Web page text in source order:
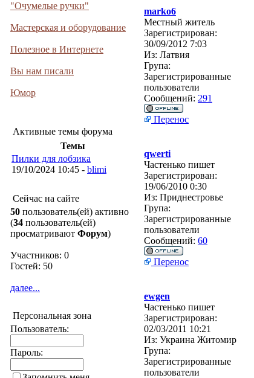
"Очумелые ручки"
Мастерская и оборудование
Полезное в Интернете
Вы нам писали
Юмор
Активные темы форума
Темы
Пилки для лобзика
19/10/2024 10:45 - blimi
Сейчас на сайте
50 пользователь(ей) активно
(34 пользователь(ей)
просматривают Форум)
Участников: 0
Гостей: 50
далее...
Персональная зона
Пользователь:
Пароль:
marko6
Местный житель
Зарегистрирован:
30/09/2012 7:03
Из: Латвия
Група:
Зарегистрированные
пользователи
Сообщений: 291
Перенос
qwerti
Частенько пишет
Зарегистрирован:
19/06/2010 0:30
Из: Приднестровье
Група:
Зарегистрированные
пользователи
Сообщений: 60
Перенос
ewgen
Частенько пишет
Зарегистрирован:
02/03/2011 10:21
Из: Украина Житомир
Група:
Зарегистрированные
пользователи